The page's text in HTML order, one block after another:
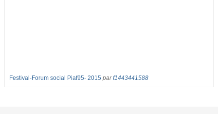
Festival-Forum social Piaf95- 2015 parf1443441588